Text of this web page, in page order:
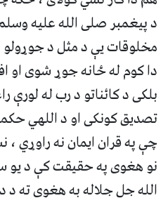
د پیغمبر صلی الله علیه
مخلوقات یې د مثل د
دا کوم له ځانه جوړ شوی او
بلکی د کائناتو د رب له لورې
تصدیق کونکی او د اللهي
چې په قران ایمان نه راوړي
نو هغوی په حقیقت کې د یو
الله جل جلاله به هغوی ته